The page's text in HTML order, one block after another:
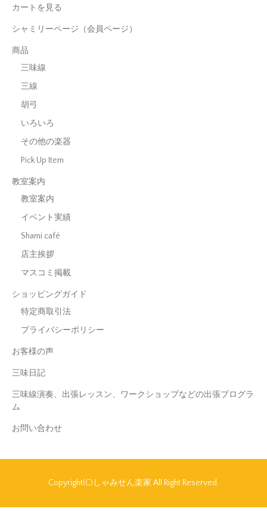
カートを見る
シャミリーページ（会員ページ）
商品
三味線
三線
胡弓
いろいろ
その他の楽器
Pick Up Item
教室案内
教室案内
イベント実績
Shami café
店主挨拶
マスコミ掲載
ショッピングガイド
特定商取引法
プライバシーポリシー
お客様の声
三味日記
三味線演奏、出張レッスン、ワークショップなどの出張プログラ
ム
お問い合わせ
Copyright(C)しゃみせん楽家 All Right Reserved.